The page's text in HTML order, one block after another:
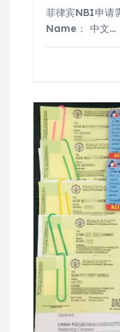
菲律宾NBI申请
Name： 中文…